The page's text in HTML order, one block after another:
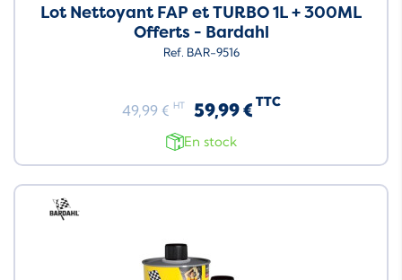
Lot Nettoyant FAP et TURBO 1L + 300ML
Offerts - Bardahl
Ref. BAR-9516
49,99 € HT 59,99 € TTC
En stock
Neuf